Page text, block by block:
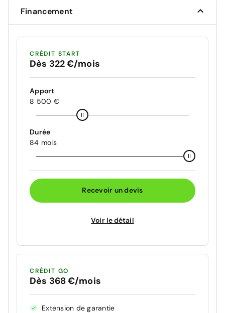
Vitres AR teintées
Financement
CRÉDIT START
Dès 322 €/mois
Apport
8 500 €
Durée
84 mois
Recevoir un devis
Voir le détail
CRÉDIT GO
Dès 368 €/mois
Extension de garantie